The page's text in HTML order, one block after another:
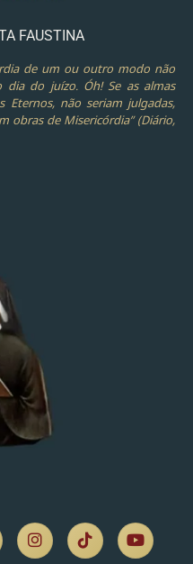
FAUSTINA
de um ou outro modo não
dia do juízo. Óh! Se as almas
Eternos, não seriam julgadas,
obras de Misericórdia” (Diário,